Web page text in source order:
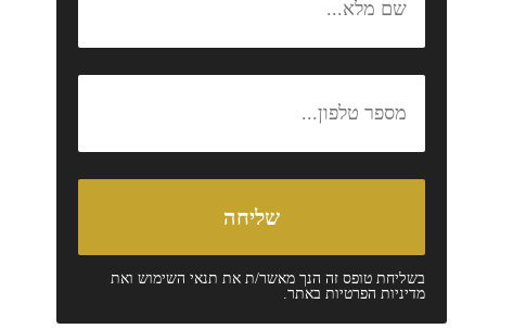
בשליחת טופס זה הנך מאשר/ת את תנאי השימושואת
מדיניות הפרטיותבאתר.